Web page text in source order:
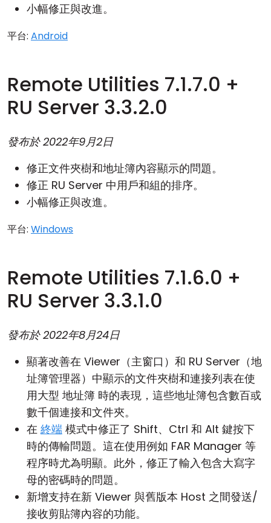
小幅修正與改進。
平台: Android
Remote Utilities 7.1.7.0 +
RU Server 3.3.2.0
發布於2022年9月2日
修正文件夾樹和地址簿內容顯示的問題。
修正 RU Server 中用戶和組的排序。
小幅修正與改進。
平台: Windows
Remote Utilities 7.1.6.0 +
RU Server 3.3.1.0
發布於2022年8月24日
顯著改善在 Viewer（主窗口）和 RU Server（地
址簿管理器）中顯示的文件夾樹和連接列表在使
用大型 地址簿 時的表現，這些地址簿包含數百或
數千個連接和文件夾。
在 終端 模式中修正了 Shift、Ctrl 和 Alt 鍵按下
時的傳輸問題。這在使用例如 FAR Manager 等
程序時尤為明顯。此外，修正了輸入包含大寫字
母的密碼時的問題。
新增支持在新 Viewer 與舊版本 Host 之間發送/
接收剪貼簿內容的功能。